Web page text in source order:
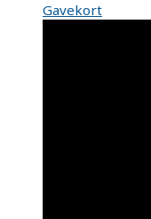
Gavekort